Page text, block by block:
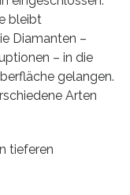
bleibt
Diamanten –
– in die
gelangen.
Arten
tieferen